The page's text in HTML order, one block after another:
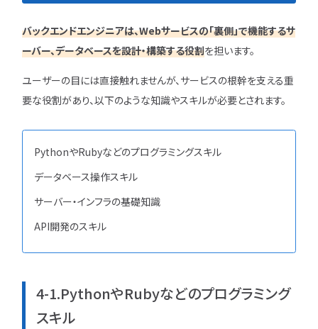
バックエンドエンジニアは、Webサービスの「裏側」で機能するサ
ーバー、データベースを設計・構築する役割を担います。
ユーザーの目には直接触れませんが、サービスの根幹を支える重
要な役割があり、以下のような知識やスキルが必要とされます。
PythonやRubyなどのプログラミングスキル
データベース操作スキル
サーバー・インフラの基礎知識
API開発のスキル
4-1.PythonやRubyなどのプログラミング
スキル